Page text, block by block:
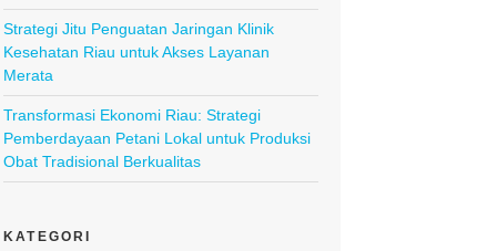
Strategi Jitu Penguatan Jaringan Klinik
Kesehatan Riau untuk Akses Layanan
Merata
Transformasi Ekonomi Riau: Strategi
Pemberdayaan Petani Lokal untuk Produksi
Obat Tradisional Berkualitas
KATEGORI